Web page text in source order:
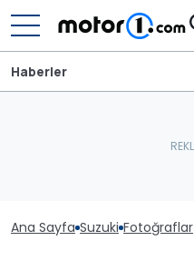
Haberler
Ana Sayfa Suzuki Fotoğraflar